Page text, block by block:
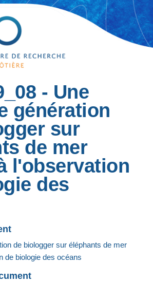
- Une
génération
sur
de mer
l'observation
des
de biologger sur éléphants de mer
de biologie des océans